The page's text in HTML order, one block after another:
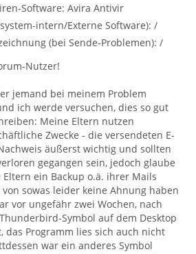
Software: Avira Antivir
intern/Externe Software): /
(bei Sende-Problemen): /
Nutzer!
jemand bei meinem Problem
ich werde versuchen, dies so gut
Meine Eltern nutzen
Zwecke - die versendeten E-
äußerst wichtig und sollten
gegangen sein, jedoch glaube
ein Backup o.ä. ihrer Mails
sowas leider keine Ahnung haben
vor ungefähr zwei Wochen, nach
Symbol auf dem Desktop
das Programm lies sich auch nicht
war ein anderes Symbol